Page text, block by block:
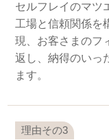
セルフレイのマツ
工場と信頼関係を
現、お客さまのフ
返し、納得のいっ
ます。